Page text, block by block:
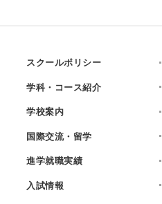
スクールポリシー
学科・コース紹介
学校案内
国際交流・留学
進学就職実績
入試情報